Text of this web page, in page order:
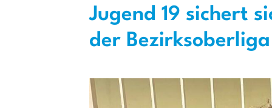
Jugend 19 sichert
der Bezirksoberliga